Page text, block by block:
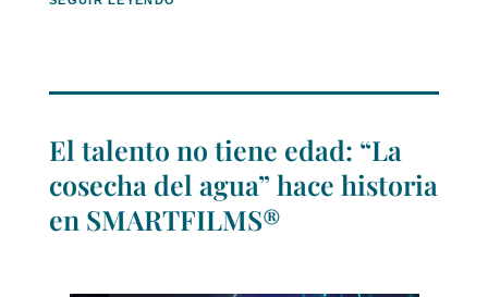
El talento no tiene edad: “La
cosecha del agua” hace historia
en SMARTFILMS®